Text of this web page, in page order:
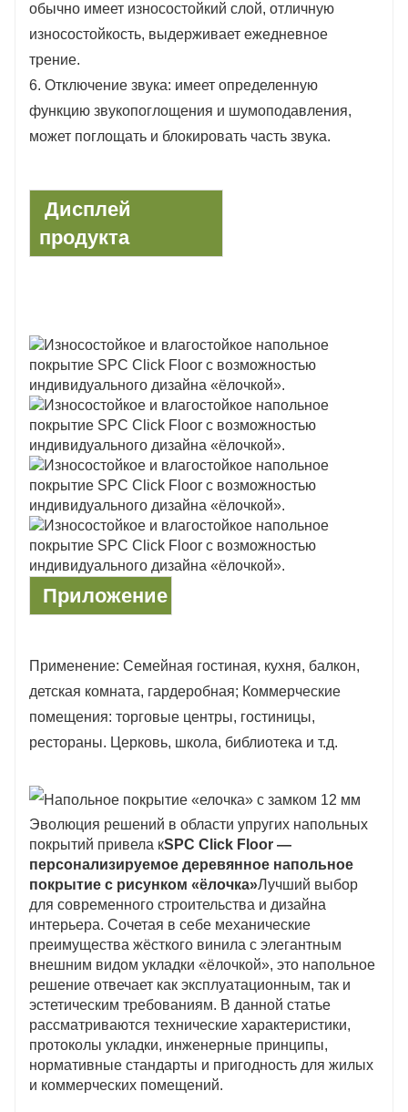
обычно имеет износостойкий слой, отличную
износостойкость, выдерживает ежедневное
трение.
6. Отключение звука: имеет определенную
функцию звукопоглощения и шумоподавления,
может поглощать и блокировать часть звука.
Дисплей
продукта
Приложение
Применение: Семейная гостиная, кухня, балкон,
детская комната, гардеробная; Коммерческие
помещения: торговые центры, гостиницы,
рестораны. Церковь, школа, библиотека и т.д.
Эволюция решений в области упругих напольных
покрытий привела кSPC Click Floor —
персонализируемое деревянное напольное
покрытие с рисунком «ёлочка»Лучший выбор
для современного строительства и дизайна
интерьера. Сочетая в себе механические
преимущества жёсткого винила с элегантным
внешним видом укладки «ёлочкой», это напольное
решение отвечает как эксплуатационным, так и
эстетическим требованиям. В данной статье
рассматриваются технические характеристики,
протоколы укладки, инженерные принципы,
нормативные стандарты и пригодность для жилых
и коммерческих помещений.